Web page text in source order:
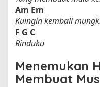
Am Em
Kuingin kembali
F G C
Rinduku
Menemukan
Membuat